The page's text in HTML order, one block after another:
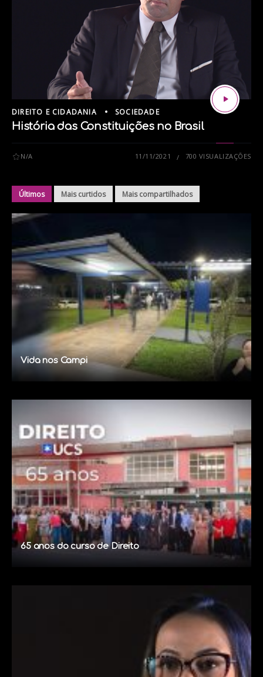
DIREITO E CIDADANIA SOCIEDADE
História das Constituições no Brasil
N/A 11/11/2021 700 VISUALIZAÇÕES
Últimos Mais curtidos Mais compartilhados
Vida nos Campi
65 anos do curso de Direito